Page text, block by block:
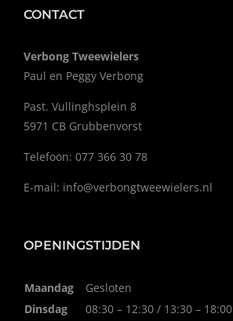
CONTACT
Verbong Tweewielers
Paul en Peggy Verbong
Past. Vullinghsplein 8
5971 CB Grubbenvorst
Telefoon: 077 366 30 78
E-mail: info@verbongtweewielers.nl
OPENINGSTIJDEN
Maandag
Gesloten
Dinsdag
08:30 – 12:30 / 13:30 – 18:00